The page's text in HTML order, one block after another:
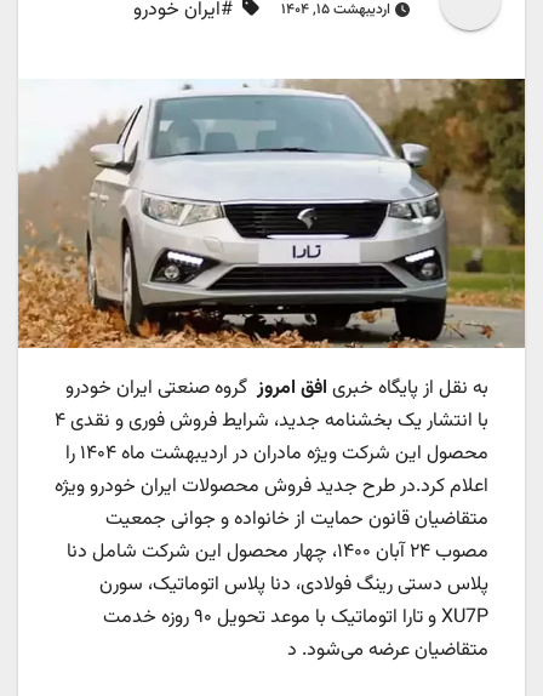
اردیبهشت ۱۵, ۱۴۰۴ #ایران خودرو
به نقل از پایگاه خبری افق امروزگروه صنعتی ایران خودرو
با انتشار یک بخشنامه جدید، شرایط فروش فوری و نقدی ۴
محصول این شرکت ویژه مادران در اردیبهشت ماه ۱۴۰۴ را
اعلام کرد.در طرح جدید فروش محصولات ایران خودرو ویژه
متقاضیان قانون حمایت از خانواده و جوانی جمعیت
مصوب ۲۴ آبان ۱۴۰۰، چهار محصول این شرکت شامل دنا
پلاس دستی رینگ فولادی، دنا پلاس اتوماتیک، سورن
XU7P و تارا اتوماتیک با موعد تحویل ۹۰ روزه خدمت
متقاضیان عرضه می‌شود. د